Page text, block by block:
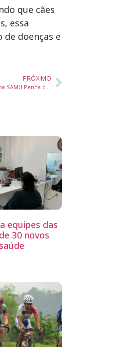
que cães
essa
doenças e
PRÓXIMO
Penha sanciona projeto e lança oficialmente o programa SAMU Penha com atendimento de urgência pelo 192
equipes das
30 novos